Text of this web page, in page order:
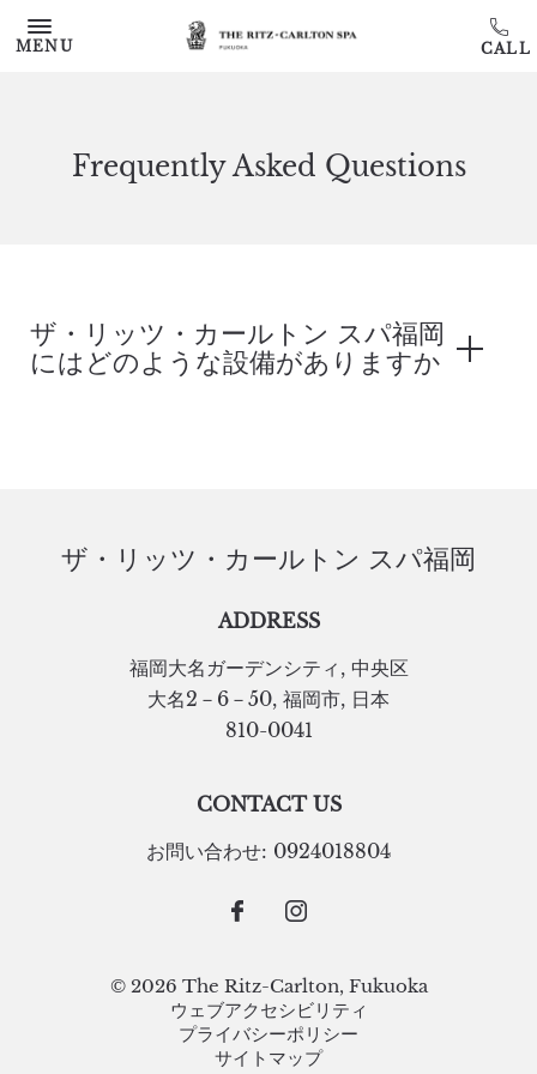
MENU
Frequently Asked Questions
ザ・リッツ・カールトン スパ福岡
にはどのような設備がありますか
ザ・リッツ・カールトン スパ福岡
ADDRESS
福岡大名ガーデンシティ , 中央区
大名2－6－50, 福岡市, 日本
810-0041
CONTACT US
お問い合わせ: 0924018804
© 2026 The Ritz-Carlton, Fukuoka
ウェブアクセシビリティ
プライバシーポリシー
サイトマップ